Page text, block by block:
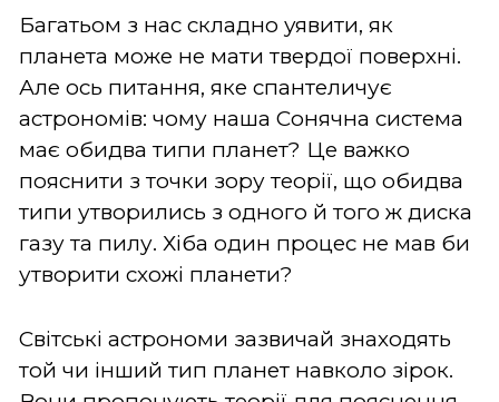
Багатьом з нас складно уявити, як
планета може не мати твердої поверхні.
Але ось питання, яке спантеличує
астрономів: чому наша Сонячна система
має обидва типи планет? Це важко
пояснити з точки зору теорії, що обидва
типи утворились з одного й того ж диска
газу та пилу. Хіба один процес не мав би
утворити схожі планети?
Світські астрономи зазвичай знаходять
той чи інший тип планет навколо зірок.